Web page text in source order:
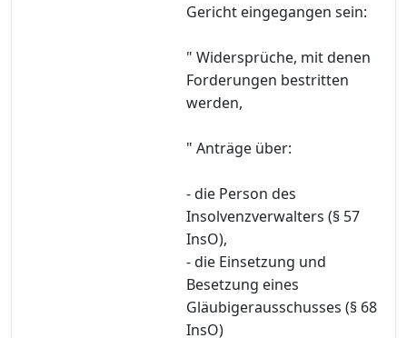
Gericht eingegangen sein:
" Widersprüche, mit denen
Forderungen bestritten
werden,
" Anträge über:
- die Person des
Insolvenzverwalters (§ 57
InsO),
- die Einsetzung und
Besetzung eines
Gläubigerausschusses (§ 68
InsO)